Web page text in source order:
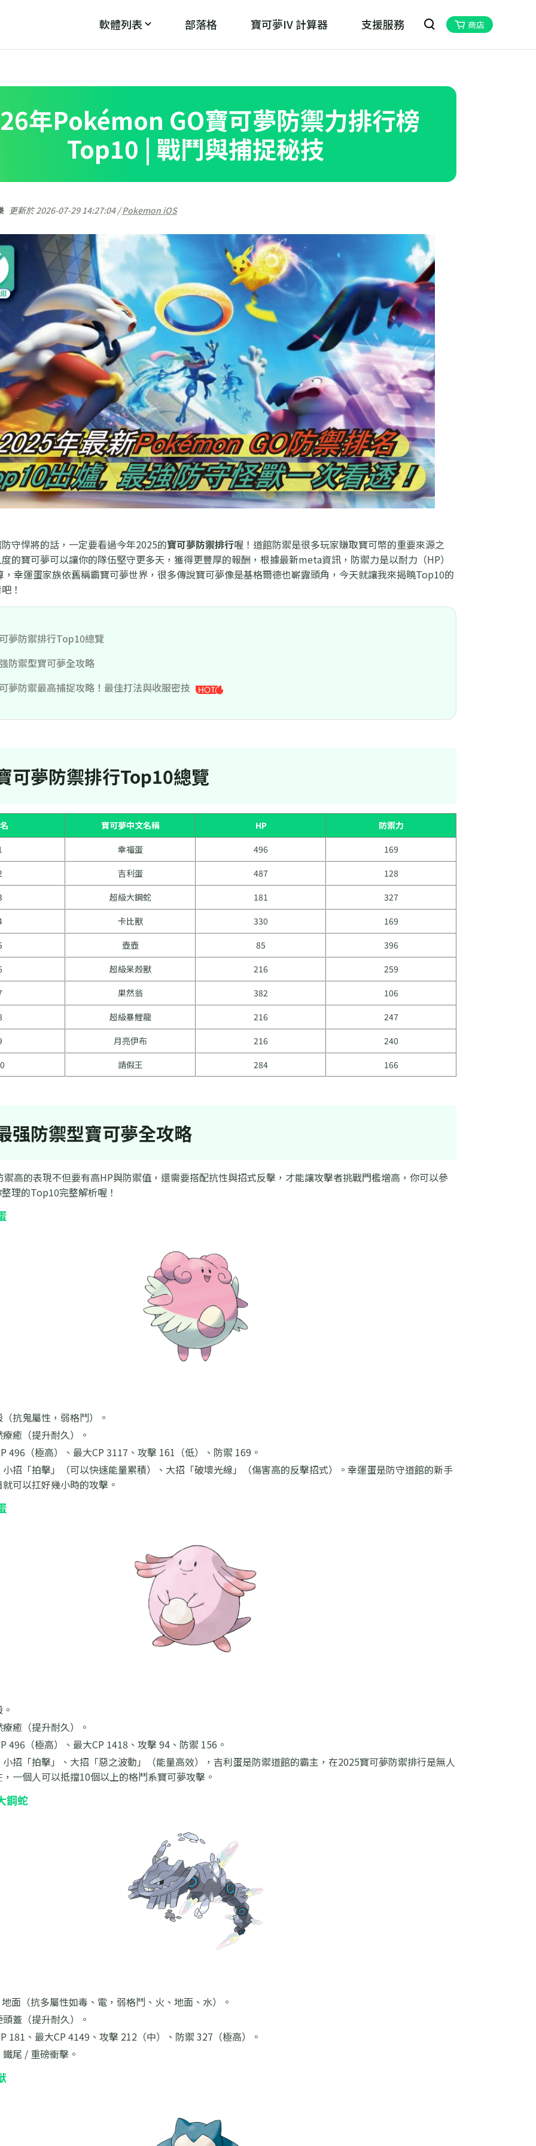
軟體列表
破解「無法偵測目前位置12」 魔物獵人Now的最佳夥伴
部落格 寶可夢IV 計算器 支援服務 商店
年Pokémon GO寶可夢防禦力排行榜
Top10 | 戰鬥與捕捉秘技
更新於 2026-07-29 14:27:04 /Pokemon iOS
守悍將的話，一定要看過今年2025的寶可夢防禦排行喔！道館防禦是很多玩家賺取寶可幣的重要來源之
的寶可夢可以讓你的隊伍堅守更多天，獲得更豐厚的報酬，根據最新meta資訊，防禦力是以耐力（HP）
幸運蛋家族依舊稱霸寶可夢世界，很多傳說寶可夢像是基格爾德也嶄露頭角，今天就讓我來揭曉Top10的
！
夢防禦排行Top10總覽
防禦型寶可夢全攻略
夢防禦最高捕捉攻略！最佳打法與收服密技
可夢防禦排行Top10總覽
寶可夢中文名稱 HP 防禦力
幸福蛋 496 169
吉利蛋 487 128
超級大鋼蛇 181 327
卡比獸 330 169
壺壺 85 396
超級呆殼獸 216 259
果然翁 382 106
超級暴鯉龍 216 247
月亮伊布 216 240
請假王 284 166
强防禦型寶可夢全攻略
高的表現不但要有高HP與防禦值，還需要搭配抗性與招式反擊，才能讓攻擊者挑戰門檻增高，你可以參
理的Top10完整解析喔！
抗鬼屬性，弱格鬥）。
癒（提升耐久）。
496（極高）、最大CP 3117、攻擊 161（低）、防禦 169。
小招「拍擊」（可以快速能量累積）、大招「破壞光線」（傷害高的反擊招式）。幸運蛋是防守道館的新手
可以扛好幾小時的攻擊。
癒（提升耐久）。
496（極高）、最大CP 1418、攻擊 94、防禦 156。
小招「拍擊」、大招「惡之波動」（能量高效），吉利蛋是防禦道館的霸主，在2025寶可夢防禦排行是無人
一個人可以抵擋10個以上的格鬥系寶可夢攻擊。
鋼蛇
面（抗多屬性如毒、電，弱格鬥、火、地面、水）。
蓋（提升耐久）。
181、最大CP 4149、攻擊 212（中）、防禦 327（極高）。
鐵尾 / 重磅衝擊。